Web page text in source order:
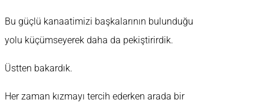
Bu güçlü kanaatimizi başkalarının bulunduğu
yolu küçümseyerek daha da pekiştirirdik.
Üstten bakardık.
Her zaman kızmayı tercih ederken arada bir